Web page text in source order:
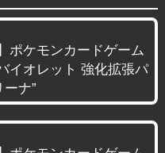
ポケモンカードゲーム
イオレット 強化拡張パ
ーナ”